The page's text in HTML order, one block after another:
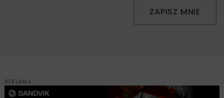
ZAPISZ MNIE
REKLAMA